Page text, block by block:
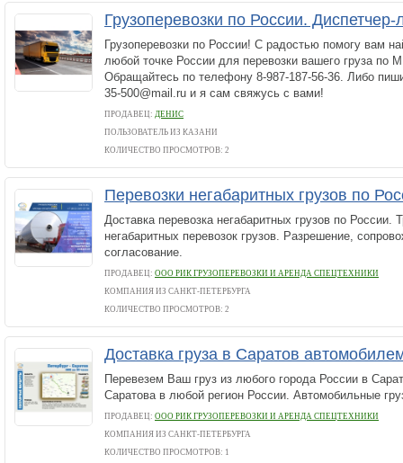
Грузоперевозки по России. Диспетчер-
Грузоперевозки по России! С радостью помогу вам
любой точке России для перевозки вашего груза
Обращайтесь по телефону 8-987-187-56-36. Либо
35-500@mail.ru и я сам свяжусь с вами!
ПРОДАВЕЦ: ДЕНИС
ПОЛЬЗОВАТЕЛЬ ИЗ КАЗАНИ
КОЛИЧЕСТВО ПРОСМОТРОВ: 2
Перевозки негабаритных грузов по
Доставка перевозка негабаритных грузов по России.
негабаритных перевозок грузов. Разрешение,
согласование.
ПРОДАВЕЦ: ООО РИК ГРУЗОПЕРЕВОЗКИ И АРЕНДА СПЕЦТЕХНИКИ
КОМПАНИЯ ИЗ САНКТ-ПЕТЕРБУРГА
КОЛИЧЕСТВО ПРОСМОТРОВ: 2
Доставка груза в Саратов
Перевезем Ваш груз из любого города России в
Саратова в любой регион России. Автомобильные
ПРОДАВЕЦ: ООО РИК ГРУЗОПЕРЕВОЗКИ И АРЕНДА СПЕЦТЕХНИКИ
КОМПАНИЯ ИЗ САНКТ-ПЕТЕРБУРГА
КОЛИЧЕСТВО ПРОСМОТРОВ: 1